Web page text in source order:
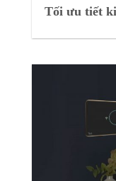
Tối ưu tiết